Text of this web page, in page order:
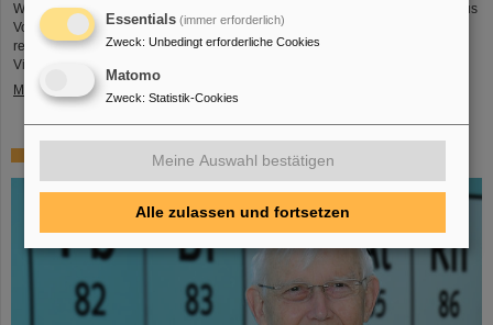
Wissenschaft die Gesellschaft erreichen kann“. Der Workshop, bestehend aus
Vorträgen und interaktiven Workshop-Formaten, wurde von zwei
renommierten Expert*innen geleitet: Ian Tracey, CEO von Anchored In, und
Viola Hay,…
Mehr »
Trauer um Gottfried Münzenberg
Essentials (immer erforderlich)
Zweck: Unbedingt erforderliche Cookies
Matomo
Zweck: Statistik-Cookies
Meine Auswahl bestätigen
Alle zulassen und fortsetzen